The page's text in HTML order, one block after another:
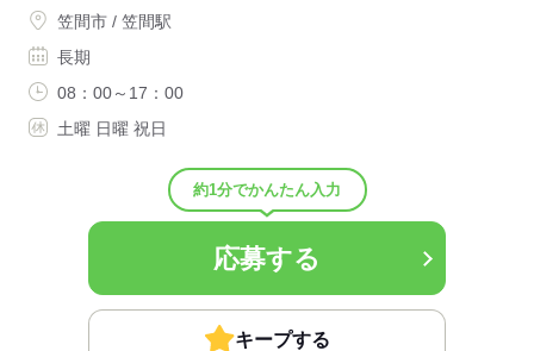
笠間市 / 笠間駅
長期
08：00～17：00
土曜 日曜 祝日
約1分でかんたん入力
応募する
キープする